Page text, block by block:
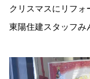
クリスマスにリフォ
東陽住建スタッフみ